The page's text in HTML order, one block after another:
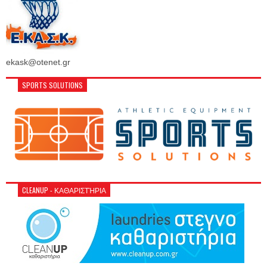
ekask@otenet.gr
SPORTS SOLUTIONS
CLEANUP - ΚΑΘΑΡΙΣΤΉΡΙΑ